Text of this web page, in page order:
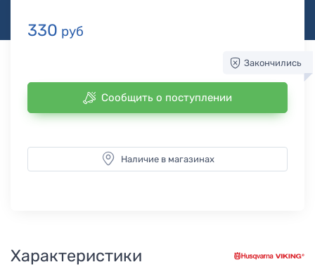
330 руб
Закончились
Сообщить о поступлении
Наличие в магазинах
Характеристики